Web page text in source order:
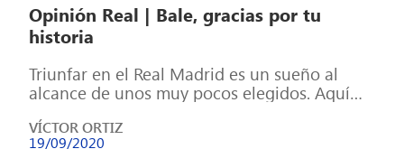
Opinión Real | Bale, gracias por tu
historia
Triunfar en el Real Madrid es un sueño al
alcance de unos muy pocos elegidos. Aquí
VÍCTOR ORTIZ
19/09/2020